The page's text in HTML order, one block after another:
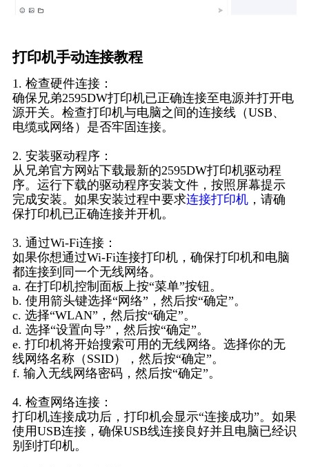
打印机手动连接教程
1. 检查硬件连接：
确保兄弟2595DW打印机已正确连接至电源并打开电
源开关。检查打印机与电脑之间的连接线（USB、
电缆或网络）是否牢固连接。
2. 安装驱动程序：
从兄弟官方网站下载最新的2595DW打印机驱动程
序。运行下载的驱动程序安装文件，按照屏幕提示
完成安装。如果安装过程中要求连接打印机，请确
保打印机已正确连接并开机。
3. 通过Wi-Fi连接：
如果你想通过Wi-Fi连接打印机，确保打印机和电脑
都连接到同一个无线网络。
a. 在打印机控制面板上按“菜单”按钮。
b. 使用箭头键选择“网络”，然后按“确定”。
c. 选择“WLAN”，然后按“确定”。
d. 选择“设置向导”，然后按“确定”。
e. 打印机将开始搜索可用的无线网络。选择你的无
线网络名称（SSID），然后按“确定”。
f. 输入无线网络密码，然后按“确定”。
4. 检查网络连接：
打印机连接成功后，打印机会显示“连接成功”。如果
使用USB连接，确保USB线连接良好并且电脑已经识
别到打印机。